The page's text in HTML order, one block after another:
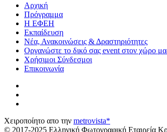
Αρχική
Πρόγραμμα
H ΕΦΕΗ
Εκπαίδευση
Νέα, Ανακοινώσεις & Δραστηριότητες
Οργανώστε το δικό σας event στον χώρο
Χρήσιμοι Σύνδεσμοι
Επικοινωνία
Χειροποίητο απο την metrovista*
© 2017-2025 Ελληνική Φωτογραφική Εταιρεία